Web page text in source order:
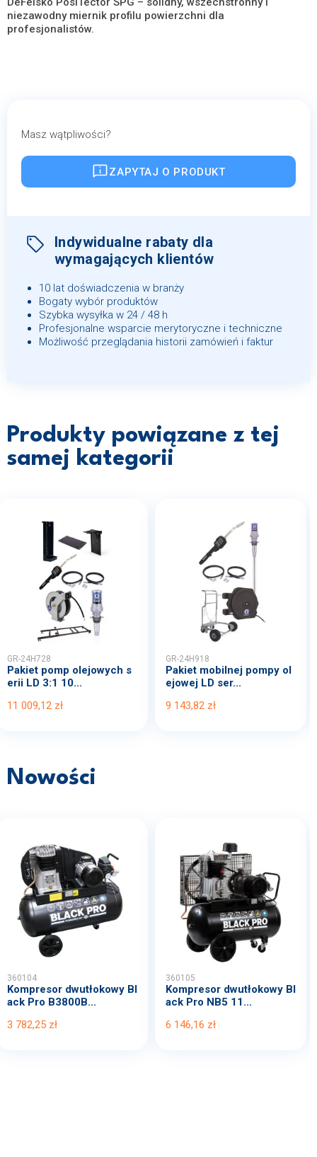
niezawodny miernik profilu powierzchni dla
profesjonalistów.
Masz wątpliwości?
ZAPYTAJ O PRODUKT
Indywidualne rabaty dla
wymagających klientów
10 lat doświadczenia w branży
Bogaty wybór produktów
Szybka wysyłka w 24 / 48 h
Profesjonalne wsparcie merytoryczne i techniczne
Możliwość przeglądania historii zamówień i faktur
Produkty powiązane z tej
samej kategorii
GR-24H728
Pakiet pomp olejowych s
erii LD 3:1 10...
11 009,12 zł
GR-24H918
Pakiet mobilnej pompy ol
ejowej LD ser...
9 143,82 zł
Nowości
360104
Kompresor dwutłokowy Bl
ack Pro B3800B...
3 782,25 zł
360105
Kompresor dwutłokowy Bl
ack Pro NB5 11...
6 146,16 zł